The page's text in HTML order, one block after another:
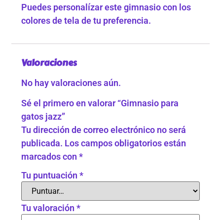
Puedes personalízar este gimnasio con los
colores de tela de tu preferencia.
Valoraciones
No hay valoraciones aún.
Sé el primero en valorar “Gimnasio para
gatos jazz”
Tu dirección de correo electrónico no será
publicada. Los campos obligatorios están
marcados con*
Tu puntuación*
Tu valoración*